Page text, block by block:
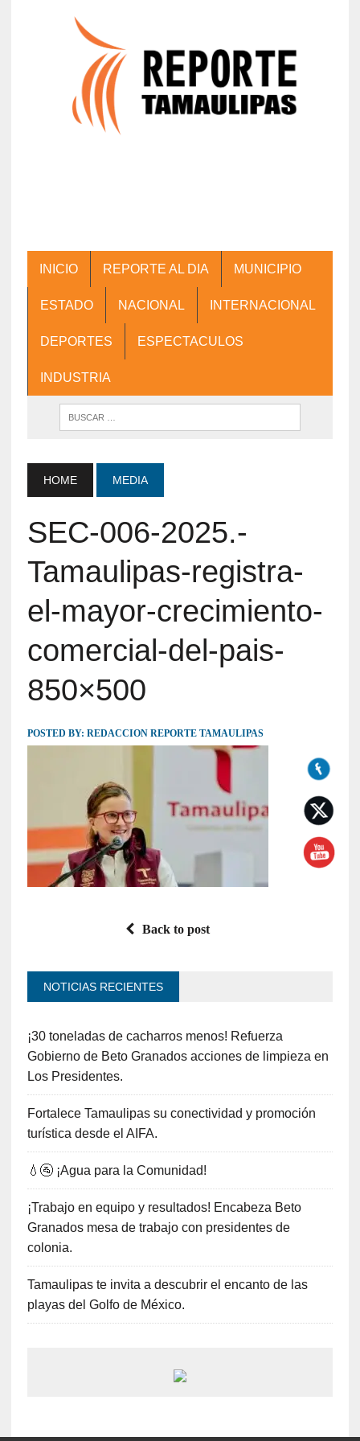
INICIO REPORTE AL DIA MUNICIPIO
ESTADO NACIONAL INTERNACIONAL
DEPORTES ESPECTACULOS
INDUSTRIA
HOME MEDIA
SEC-006-2025.-
Tamaulipas-registra-
el-mayor-crecimiento-
comercial-del-pais-
850×500
POSTED BY: REDACCION REPORTE TAMAULIPAS
Back to post
NOTICIAS RECIENTES
¡30 toneladas de cacharros menos! Refuerza
Gobierno de Beto Granados acciones de limpieza en
Los Presidentes.
Fortalece Tamaulipas su conectividad y promoción
turística desde el AIFA.
💧🚰 ¡Agua para la Comunidad!
¡Trabajo en equipo y resultados! Encabeza Beto
Granados mesa de trabajo con presidentes de
colonia.
Tamaulipas te invita a descubrir el encanto de las
playas del Golfo de México.